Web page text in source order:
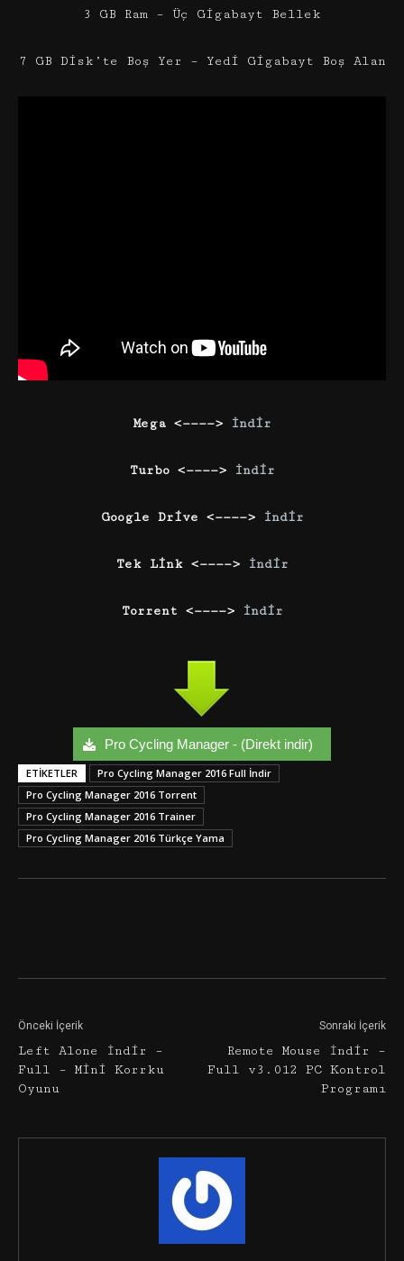
3 GB Ram – Üç Gigabayt Bellek
7 GB Disk’te Boş Yer – Yedi Gigabayt Boş Alan
Mega <————> İndir
Turbo <————> İndir
Google Drive <————> İndir
Tek Link <————> İndir
Torrent <————> İndir
Pro Cycling Manager - (Direkt indir)
ETIKETLER
Pro Cycling Manager 2016 Full İndir
Pro Cycling Manager 2016 Torrent
Pro Cycling Manager 2016 Trainer
Pro Cycling Manager 2016 Türkçe Yama
Önceki İçerik
Left Alone İndir –
Full – Mini Korrku
Oyunu
Sonraki İçerik
Remote Mouse İndir –
Full v3.012 PC Kontrol
Programı